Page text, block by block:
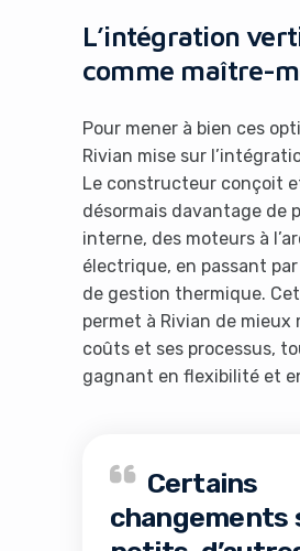
L’intégration
comme maître-
Pour mener à bien ces
Rivian mise sur
Le constructeur conçoit
désormais davantage de
interne, des moteurs à
électrique, en passant
de gestion thermique.
permet à Rivian de mieux
coûts et ses processus,
gagnant en flexibilité et
Certains
changements